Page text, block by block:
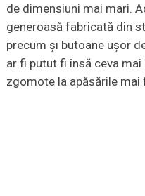
de dimensiuni mai mari.
generoasă fabricată din
precum și butoane ușor
ar fi putut fi însă ceva
zgomote la apăsările mai